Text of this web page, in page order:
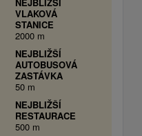
VLAKOVÁ
STANICE
2000 m
NEJBLIŽŠÍ
AUTOBUSOVÁ
ZASTÁVKA
50 m
NEJBLIŽŠÍ
RESTAURACE
500 m